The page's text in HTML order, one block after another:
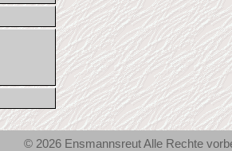
© 2026 Ensmannsreut Alle Rechte